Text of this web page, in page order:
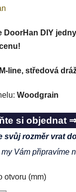
DoorHan DIY
M-line, středová
Woodgrain
si objednat
svůj rozměr vrat
my Vám připravíme
otvoru (mm)